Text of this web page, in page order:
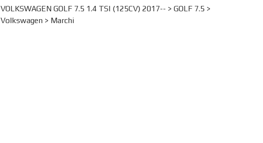
VOLKSWAGEN GOLF 7.5 1.4 TSI (125CV) 2017-- > GOLF 7.5>
Volkswagen> Marchi